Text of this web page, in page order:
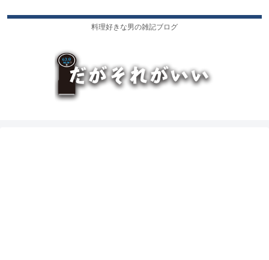
料理好きな男の雑記ブログ